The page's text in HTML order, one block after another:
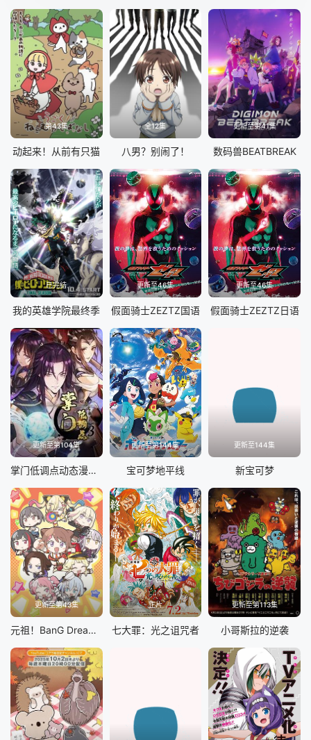
第43集
动起来！从前有只猫
全12集
八男？别闹了！
更新至第41集
数码兽BEATBREAK
已完结
我的英雄学院最终季
更新至46集
假面骑士ZEZTZ国语
更新至46集
假面骑士ZEZTZ日语
更新至第104集
掌门低调点动态漫画第三季
更新至第144集
宝可梦地平线
更新至144集
新宝可梦
更新至第43集
元祖！BanG Dream酱
正片
七大罪：光之诅咒者
更新至第113集
小哥斯拉的逆袭